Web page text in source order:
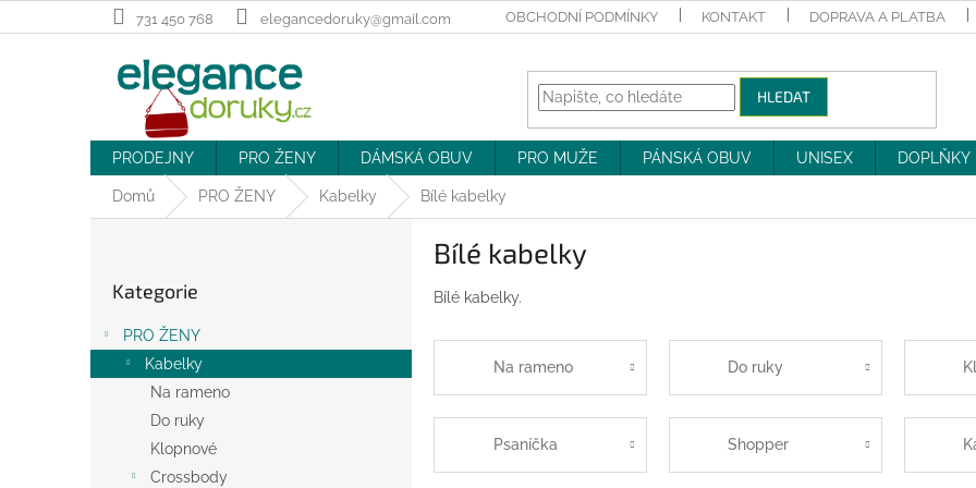
na
731 450 768 elegancedoruky@gmail.com OBCHODNÍ PODMÍNKY KONTAKT DOPRAVA A PLATBA
HLEDAT
PRODEJNY PRO ŽENY DÁMSKÁ OBUV PRO MUŽE PÁNSKÁ OBUV UNISEX DOPLŇKY
Domů PRO ŽENY Kabelky Bílé kabelky
a
n
kategorie
Kategorie
PRO ŽENY
Kabelky
Na rameno
Do ruky
Klopnové
Crossbody
Bílé kabelky
Bílé kabelky.
Na rameno Do ruky
Psaníčka Shopper